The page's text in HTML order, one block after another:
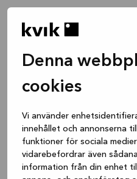
Denna
cookies
Vi använder
innehållet och annonserna
funktioner för sociala
vidarebefordrar även
information från din enhet